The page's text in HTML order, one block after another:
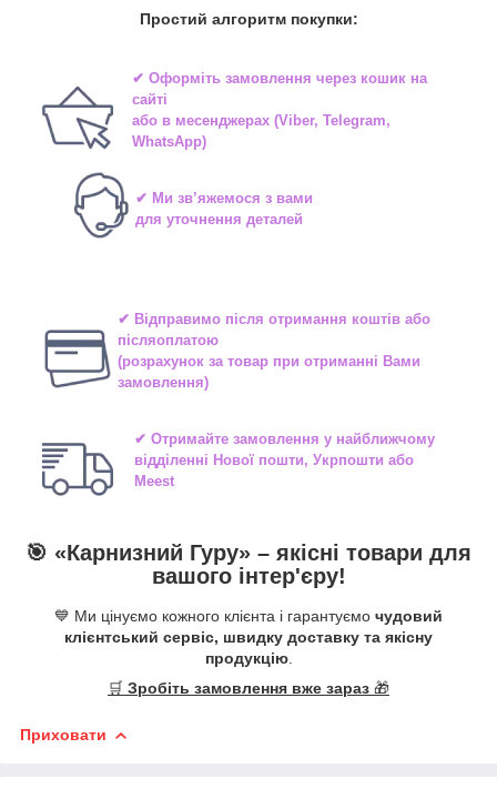
Простий алгоритм покупки:
✔ Оформіть замовлення через кошик на
сайті
або в месенджерах(Viber, Telegram,
WhatsApp)
✔ Ми зв’яжемося з вами
для уточнення деталей
✔ Відправимо після отримання коштів або
післяоплатою
(розрахунок за товар при отриманні Вами
замовлення)
✔ Отримайте замовлення у найближчому
відділенні Нової пошти, Укрпошти або
Meest
🎯 «Карнизний Гуру» – якісні товари для
вашого інтер'єру!
💙 Ми цінуємо кожного клієнта і гарантуємо чудовий
клієнтський сервіс, швидку доставку та якісну
продукцію.
🛒 Зробіть замовлення вже зараз 🎁
Приховати